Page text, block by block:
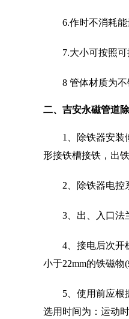
6.作时不消耗
7.大小可按照可
8 管体材质为不
二、吉安永磁管道
1、除铁器安装
形接铁槽接铁，出
2、除铁器电控
3、出、入口法
4、接电后次开
小于22mm的铁磁
5、使用前应根
选用时间为：运动